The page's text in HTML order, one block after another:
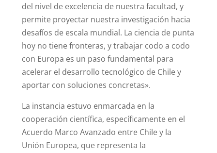
del nivel de excelencia de nuestra facultad, y
permite proyectar nuestra investigación hacia
desafíos de escala mundial. La ciencia de punta
hoy no tiene fronteras, y trabajar codo a codo
con Europa es un paso fundamental para
acelerar el desarrollo tecnológico de Chile y
aportar con soluciones concretas».
La instancia estuvo enmarcada en la
cooperación científica, específicamente en el
Acuerdo Marco Avanzado entre Chile y la
Unión Europea, que representa la